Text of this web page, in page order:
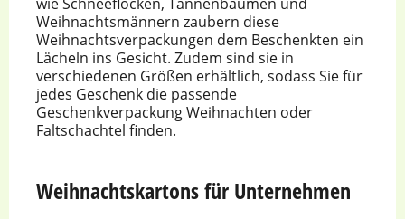
Weihnachtsmännern zaubern diese
Weihnachtsverpackungen dem Beschenkten ein
Lächeln ins Gesicht. Zudem sind sie in
verschiedenen Größen erhältlich, sodass Sie für
jedes Geschenk die passende
Geschenkverpackung Weihnachten oder
Faltschachtel finden.
Weihnachtskartons für Unternehmen